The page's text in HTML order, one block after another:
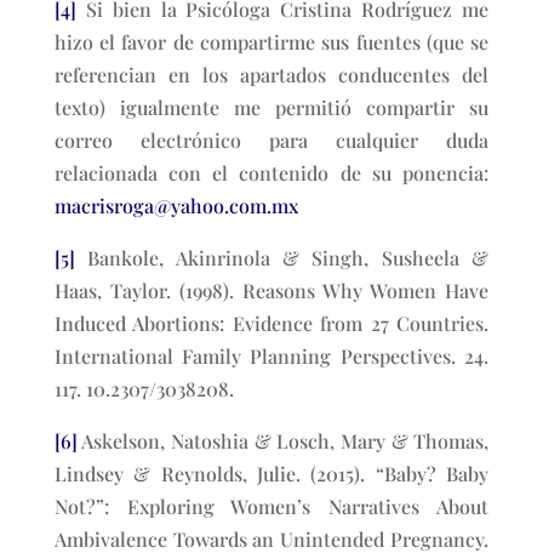
[4] Si bien la Psicóloga Cristina Rodríguez me
hizo el favor de compartirme sus fuentes (que se
referencian en los apartados conducentes del
texto) igualmente me permitió compartir su
correo electrónico para cualquier duda
relacionada con el contenido de su ponencia:
macrisroga@yahoo.com.mx
[5] Bankole, Akinrinola & Singh, Susheela &
Haas, Taylor. (1998). Reasons Why Women Have
Induced Abortions: Evidence from 27 Countries.
International Family Planning Perspectives. 24.
117. 10.2307/3038208.
[6] Askelson, Natoshia & Losch, Mary & Thomas,
Lindsey & Reynolds, Julie. (2015). “Baby? Baby
Not?”: Exploring Women’s Narratives About
Ambivalence Towards an Unintended Pregnancy.